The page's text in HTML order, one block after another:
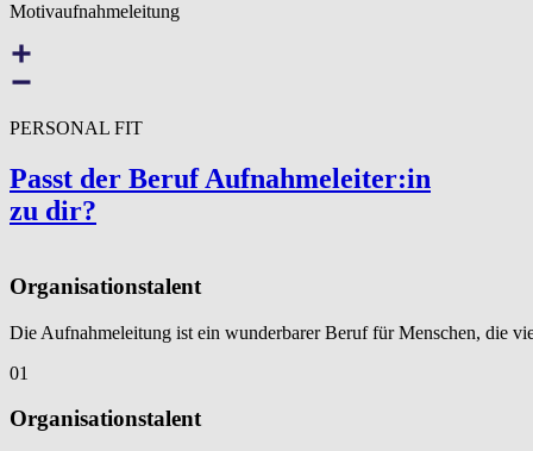
Motivaufnahmeleitung
PERSONAL FIT
Passt der Beruf Auf­nah­meleit­er:in
zu dir?
Organisationstalent
Die Aufnahmeleitung ist ein wunderbarer Beruf für Menschen, die
01
Organisationstalent